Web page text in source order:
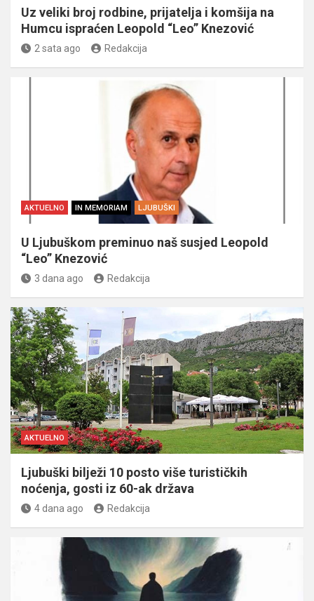
Uz veliki broj rodbine, prijatelja i komšija na
Humcu ispraćen Leopold “Leo” Knezović
2 sata ago Redakcija
AKTUELNO IN MEMORIAM LJUBUŠKI
U Ljubuškom preminuo naš susjed Leopold
“Leo” Knezović
3 dana ago Redakcija
AKTUELNO
Ljubuški bilježi 10 posto više turističkih
noćenja, gosti iz 60-ak država
4 dana ago Redakcija